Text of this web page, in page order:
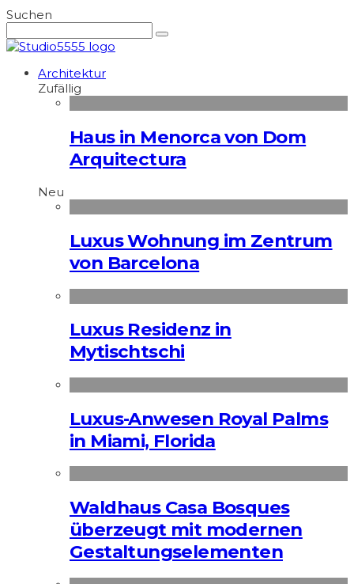
Suchen
Architektur
Zufällig
Haus in Menorca von Dom
Arquitectura
Neu
Luxus Wohnung im Zentrum
von Barcelona
Luxus Residenz in
Mytischtschi
Luxus-Anwesen Royal Palms
in Miami, Florida
Waldhaus Casa Bosques
überzeugt mit modernen
Gestaltungselementen